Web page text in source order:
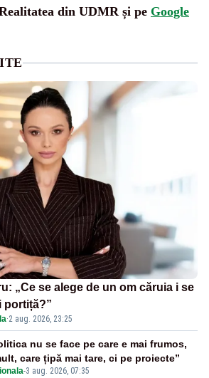
din UDMR și pe Google
„Ce se alege de un om căruia i se
portiță?”
·2 aug. 2026, 23:25
-3 aug. 2026, 07:35
nu se face pe care e mai frumos,
care țipă mai tare, ci pe proiecte”